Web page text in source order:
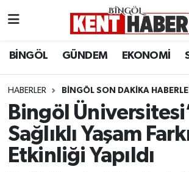
BİNGÖL GÜNDEM EKONOMİ
HABERLER BINGÖL SON DAKIKA
Bingöl
Sağlıklı Yaşam
Etkinliği Yapıldı
BİLİM-TEKNOLOJİ
DÜNYA
EĞİTİM
Bingöl Hava Durumu
Bingöl Namaz Vakitleri
Bingöl Trafik Yoğunluk Haritası